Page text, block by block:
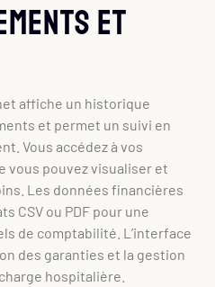
et
affiche un historique
et permet un suivi en
Vous accédez à vos
vous pouvez visualiser et
Les données financières
CSV ou PDF pour une
de comptabilité. L’interface
des garanties et la gestion
hospitalière.